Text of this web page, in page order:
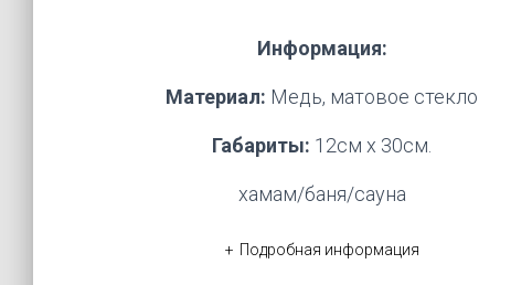
Информация:
Материал: Медь, матовое стекло
Габариты: 12см х 30см.
хамам/баня/сауна
Подробная информация